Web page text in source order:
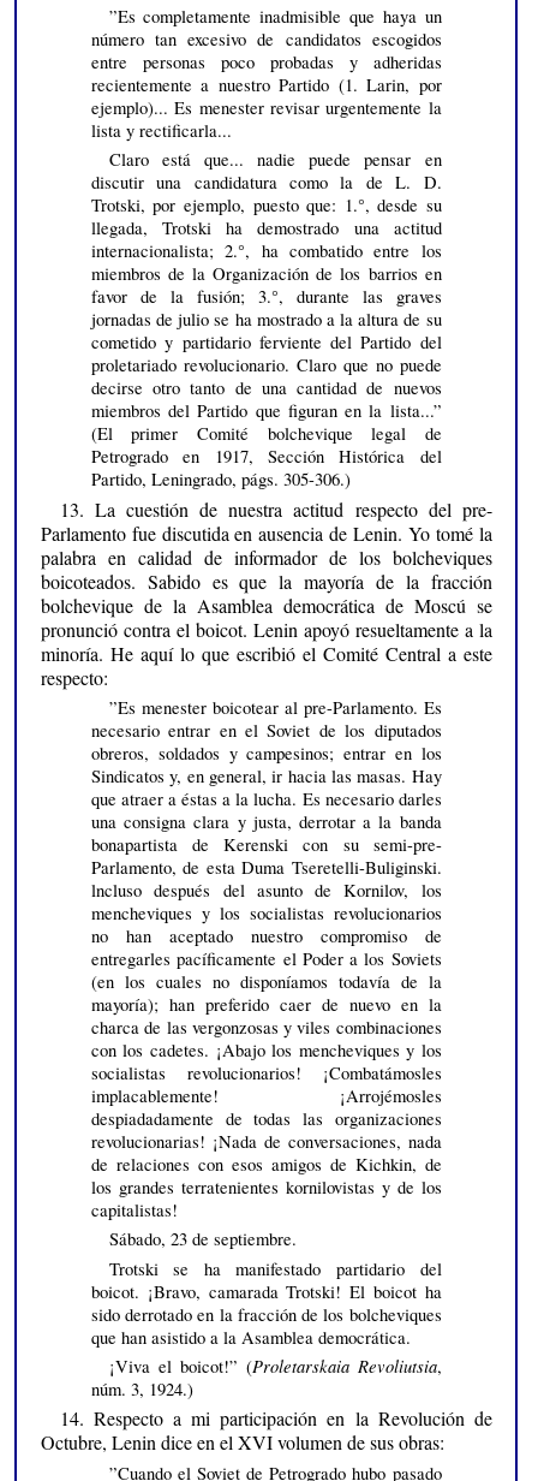
”Es completamente inadmisible que haya un
número tan excesivo de candidatos escogidos
entre personas poco probadas y adheridas
recientemente a nuestro Partido (1. Larin, por
ejemplo)... Es menester revisar urgentemente la
lista y rectificarla...
Claro está que... nadie puede pensar en
discutir una candidatura como la de L. D.
Trotski, por ejemplo, puesto que: 1.°, desde su
llegada, Trotski ha demostrado una actitud
internacionalista; 2.°, ha combatido entre los
miembros de la Organización de los barrios en
favor de la fusión; 3.°, durante las graves
jornadas de julio se ha mostrado a la altura de su
cometido y partidario ferviente del Partido del
proletariado revolucionario. Claro que no puede
decirse otro tanto de una cantidad de nuevos
miembros del Partido que figuran en la lista...”
(El primer Comité bolchevique legal de
Petrogrado en 1917, Sección Histórica del
Partido, Leningrado, págs. 305-306.)
13. La cuestión de nuestra actitud respecto del pre-
Parlamento fue discutida en ausencia de Lenin. Yo tomé la
palabra en calidad de informador de los bolcheviques
boicoteados. Sabido es que la mayoría de la fracción
bolchevique de la Asamblea democrática de Moscú se
pronunció contra el boicot. Lenin apoyó resueltamente a la
minoría. He aquí lo que escribió el Comité Central a este
respecto:
”Es menester boicotear al pre-Parlamento. Es
necesario entrar en el Soviet de los diputados
obreros, soldados y campesinos; entrar en los
Sindicatos y, en general, ir hacia las masas. Hay
que atraer a éstas a la lucha. Es necesario darles
una consigna clara y justa, derrotar a la banda
bonapartista de Kerenski con su semi-pre-
Parlamento, de esta Duma Tseretelli-Buliginski.
lncluso después del asunto de Kornilov, los
mencheviques y los socialistas revolucionarios
no han aceptado nuestro compromiso de
entregarles pacíficamente el Poder a los Soviets
(en los cuales no disponíamos todavía de la
mayoría); han preferido caer de nuevo en la
charca de las vergonzosas y viles combinaciones
con los cadetes. ¡Abajo los mencheviques y los
socialistas revolucionarios! ¡Combatámosles
implacablemente! ¡Arrojémosles
despiadadamente de todas las organizaciones
revolucionarias! ¡Nada de conversaciones, nada
de relaciones con esos amigos de Kichkin, de
los grandes terratenientes kornilovistas y de los
capitalistas!
Sábado, 23 de septiembre.
Trotski se ha manifestado partidario del
boicot. ¡Bravo, camarada Trotski! El boicot ha
sido derrotado en la fracción de los bolcheviques
que han asistido a la Asamblea democrática.
¡Viva el boicot!” (Proletarskaia Revoliutsia,
núm. 3, 1924.)
14. Respecto a mi participación en la Revolución de
Octubre, Lenin dice en el XVI volumen de sus obras:
”Cuando el Soviet de Petrogrado hubo pasado